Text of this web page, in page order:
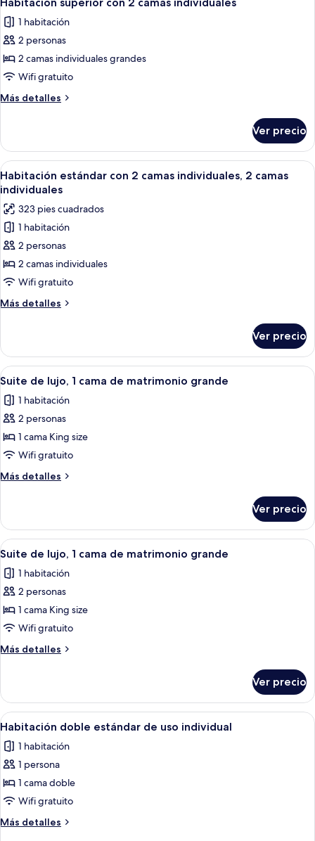
todas
las
fotos
de
Habitación
superior
con
camas
individuales
1 habitación
2 personas
2 camas individuales grandes
Wifi gratuito
Más detalles
Más
superior
con
2
camas
Ver precio
Abrir
todas
las
fotos
de
Habitación
estándar
con
2
camas
2
camas
individuales
Habitación de hotel con dos camas,
1
Habitación estándar con 2 camas individuales, 2 camas
individuales
323 pies cuadrados
1 habitación
2 personas
2 camas individuales
Wifi gratuito
Más detalles
Más
estándar
con
2
individuales,
2
individuales
Ver precio
Abrir
todas
las
fotos
de
Suite
de
lujo,
cama
de
matrimonio
grande
Una habitación de hotel con una
1
Suite de lujo, 1 cama de matrimonio grande
1 habitación
2 personas
1 cama King size
Wifi gratuito
Más detalles
Más
de
lujo,
1
de
matrimonio
Ver precio
Abrir
todas
las
fotos
de
Suite
de
lujo,
cama
de
matrimonio
grande
Habitación de hotel con un ventanal
1
Suite de lujo, 1 cama de matrimonio grande
1 habitación
2 personas
1 cama King size
Wifi gratuito
Más detalles
Más
de
lujo,
1
de
matrimonio
Ver precio
Abrir
todas
las
fotos
de
Habitación
doble
estándar
Una habitación de hotel con una
4
Habitación doble estándar de uso individual
1 habitación
1 persona
1 cama doble
Wifi gratuito
Más detalles
Más